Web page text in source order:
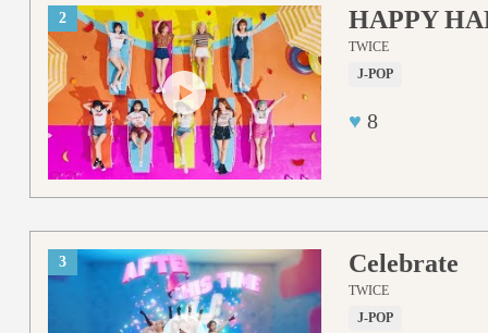
2 HAPPY
TWICE
J-POP
♥ 8
3 Celebrate
TWICE
J-POP